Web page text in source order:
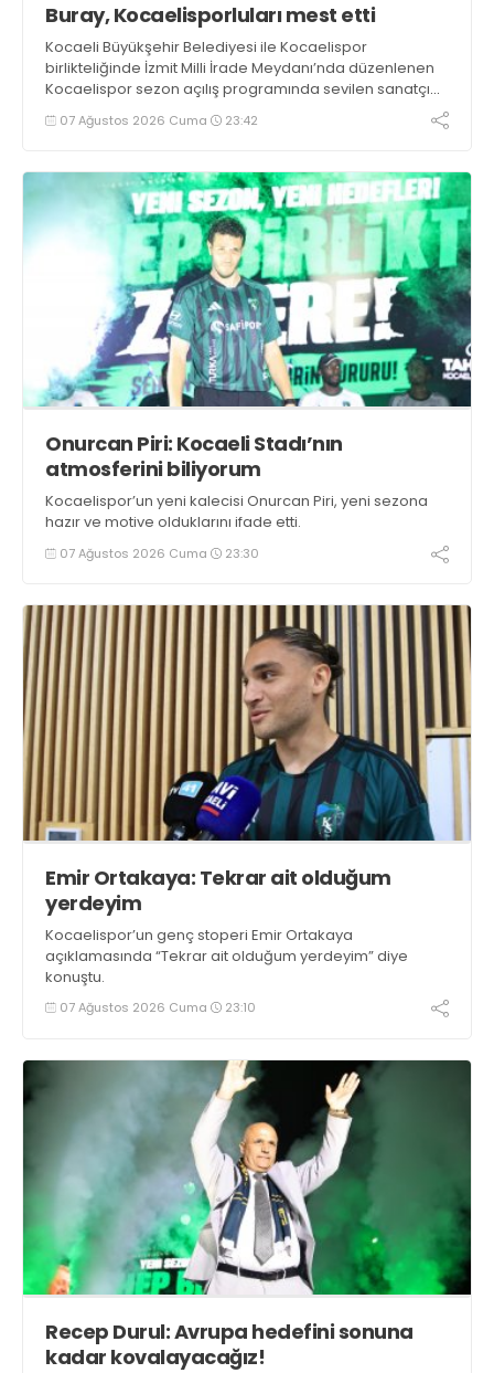
Buray, Kocaelisporluları mest etti
Kocaeli Büyükşehir Belediyesi ile Kocaelispor
birlikteliğinde İzmit Milli İrade Meydanı’nda düzenlenen
Kocaelispor sezon açılış programında sevilen sanatçı
Buray, verdiği konserle meydanı inletti.
07 Ağustos 2026 Cuma 23:42
Onurcan Piri: Kocaeli Stadı’nın
atmosferini biliyorum
Kocaelispor’un yeni kalecisi Onurcan Piri, yeni sezona
hazır ve motive olduklarını ifade etti.
07 Ağustos 2026 Cuma 23:30
Emir Ortakaya: Tekrar ait olduğum
yerdeyim
Kocaelispor’un genç stoperi Emir Ortakaya
açıklamasında “Tekrar ait olduğum yerdeyim” diye
konuştu.
07 Ağustos 2026 Cuma 23:10
Recep Durul: Avrupa hedefini sonuna
kadar kovalayacağız!